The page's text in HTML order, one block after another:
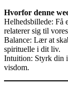
Hvorfor denne
Helhedsbillede: Få
relaterer sig til
Balance: Lær at
spirituelle i dit liv.
Intuition: Styrk din
visdom.